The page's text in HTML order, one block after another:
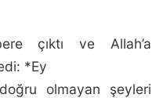
çıktı ve Allah’a
*Ey
olmayan şeyleri